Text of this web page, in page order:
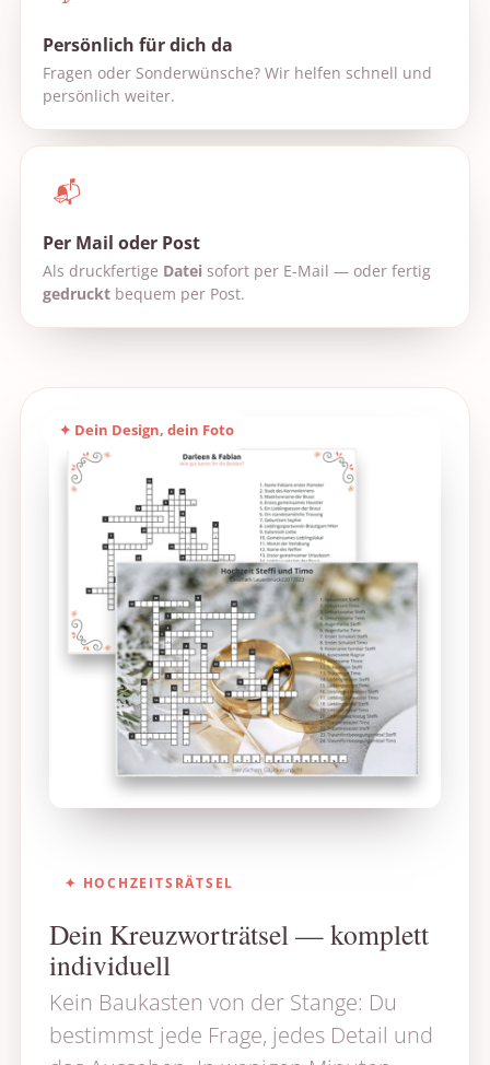
Persönlich für dich da
Fragen oder Sonderwünsche? Wir helfen schnell und
persönlich weiter.
📬
Per Mail oder Post
Als druckfertige Datei sofort per E-Mail — oder fertig
gedruckt bequem per Post.
✦ Dein Design, dein Foto
✦ HOCHZEITSRÄTSEL
Dein Kreuzworträtsel — komplett
individuell
Kein Baukasten von der Stange: Du
bestimmst jede Frage, jedes Detail und